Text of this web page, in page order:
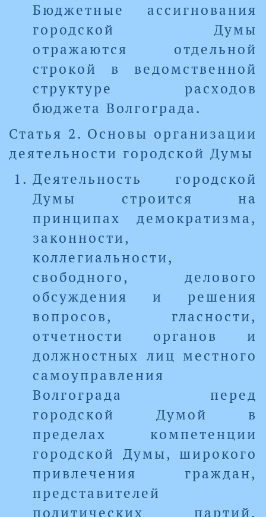
Бюджетные ассигнования
городской Думы
отражаются отдельной
строкой в ведомственной
структуре расходов
бюджета Волгограда.
Статья 2. Основы организации
деятельности городской Думы
Деятельность городской
Думы строится на
принципах демократизма,
законности,
коллегиальности,
свободного, делового
обсуждения и решения
вопросов, гласности,
отчетности органов и
должностных лиц местного
самоуправления
Волгограда перед
городской Думой в
пределах компетенции
городской Думы, широкого
привлечения граждан,
представителей
политических партий,